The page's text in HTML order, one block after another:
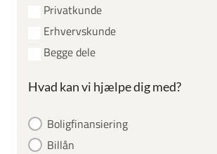
Privatkunde
Erhvervskunde
Begge dele
Hvad kan vi hjælpe dig med?
Boligfinansiering
Billån